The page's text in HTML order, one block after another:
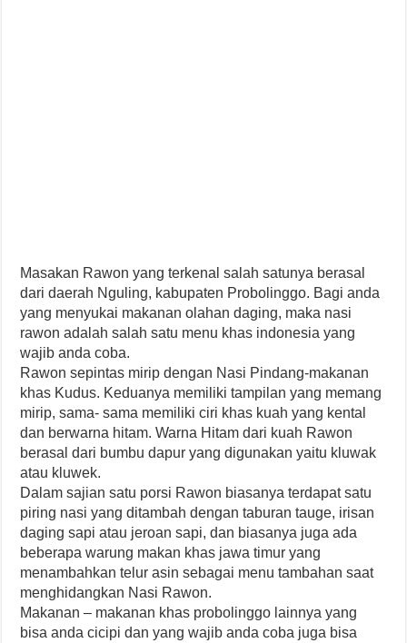
Masakan Rawon yang terkenal salah satunya berasal
dari daerah Nguling, kabupaten Probolinggo. Bagi anda
yang menyukai makanan olahan daging, maka nasi
rawon adalah salah satu menu khas indonesia yang
wajib anda coba.
Rawon sepintas mirip dengan Nasi Pindang-makanan
khas Kudus. Keduanya memiliki tampilan yang memang
mirip, sama- sama memiliki ciri khas kuah yang kental
dan berwarna hitam. Warna Hitam dari kuah Rawon
berasal dari bumbu dapur yang digunakan yaitu kluwak
atau kluwek.
Dalam sajian satu porsi Rawon biasanya terdapat satu
piring nasi yang ditambah dengan taburan tauge, irisan
daging sapi atau jeroan sapi, dan biasanya juga ada
beberapa warung makan khas jawa timur yang
menambahkan telur asin sebagai menu tambahan saat
menghidangkan Nasi Rawon.
Makanan – makanan khas probolinggo lainnya yang
bisa anda cicipi dan yang wajib anda coba juga bisa